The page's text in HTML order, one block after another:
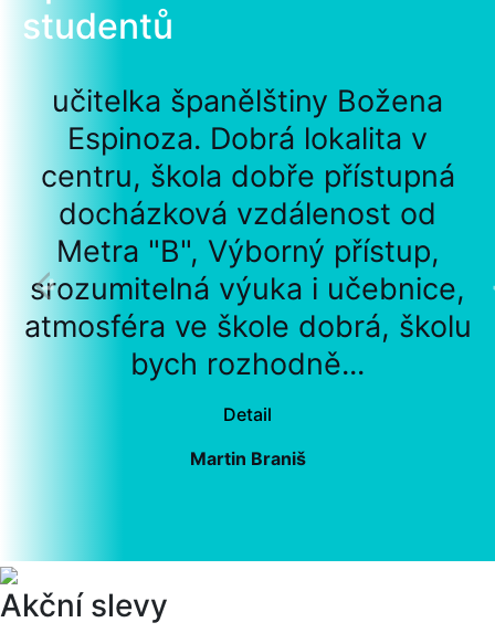
studentů
učitelka španělštiny Božena
Espinoza. Dobrá lokalita v
centru, škola dobře přístupná
docházková vzdálenost od
Metra "B", Výborný přístup,
srozumitelná výuka i učebnice,
atmosféra ve škole dobrá, školu
bych rozhodně...
Detail
Martin Braniš
Akční slevy